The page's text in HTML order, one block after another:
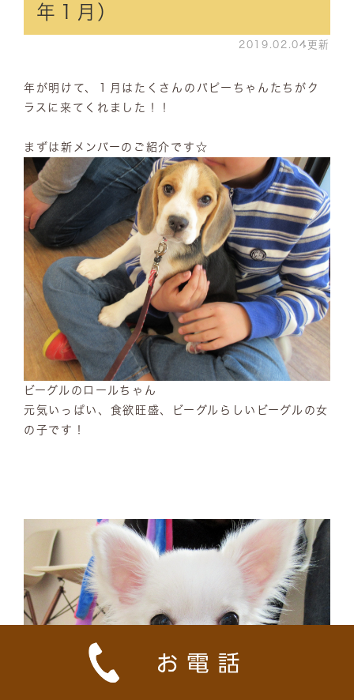
年１月）
2019.02.04更新
年が明けて、１月はたくさんのパピーちゃんたちがク
ラスに来てくれました！！
まずは新メンバーのご紹介です☆
ビーグルのロールちゃん
元気いっぱい、食欲旺盛、ビーグルらしいビーグルの女
の子です！